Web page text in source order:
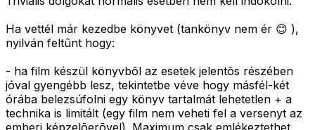
Ha vettél már kezedbe könyvet (tankönyv nem ér 😊 ),
nyilván feltûnt hogy:
- ha film készül könyvbõl az esetek jelentõs részében
jóval gyengébb lesz, tekintetbe véve hogy másfél-két
órába belezsúfolni egy könyv tartalmát lehetetlen + a
technika is limitált (egy film nem veheti fel a versenyt az